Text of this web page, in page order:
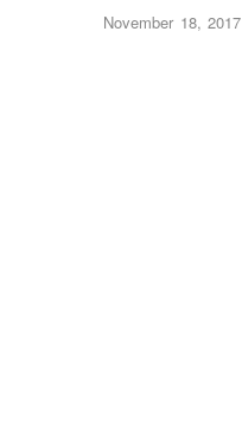
November 18, 2017